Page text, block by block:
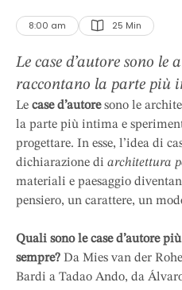
8:00 am 25 Min
Le case d’autore sono le
raccontano la parte più
del mestiere di
si trasforma in una
architettura poetica:
e paesaggio diventano
un pensiero, un
Le case d’autoresono le
la parte più intima e
progettare. In esse, l’idea di
dichiarazione di architettura
materiali e paesaggio
pensiero, un carattere, un
Quali sono le case d’autore
sempre? Da Mies van der
Bardi a Tadao Ando, da